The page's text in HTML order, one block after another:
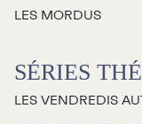
LES MORDUS
SÉRIES
LES VENDREDIS